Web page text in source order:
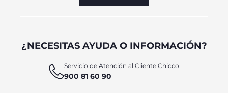
¿NECESITAS AYUDA O INFORMACIÓN?
Servicio de Atención al Cliente Chicco
900 81 60 90